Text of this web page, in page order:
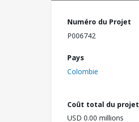
Numéro du Projet
P006742
Pays
Colombie
Coût total du projet
USD 0.00 millions